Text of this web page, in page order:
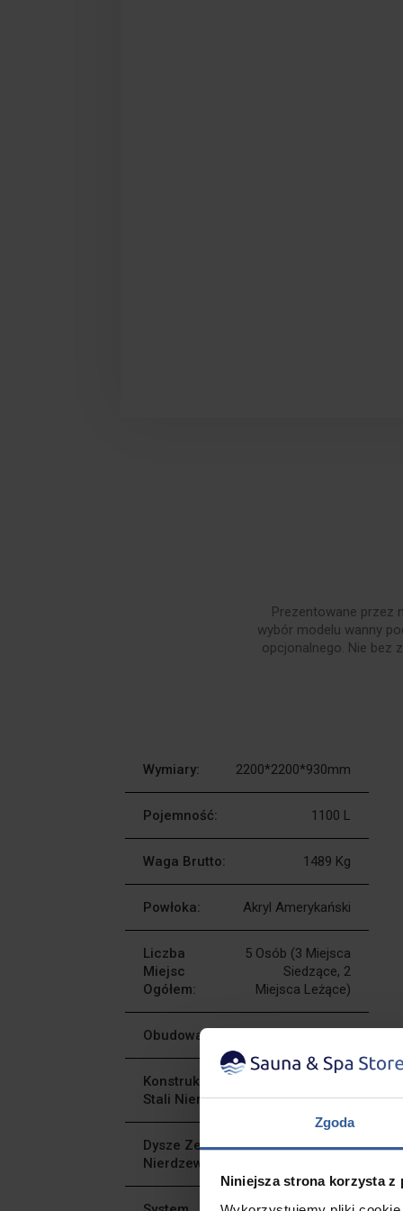
Zgoda
Niniejsza strona korzysta z
Prezentowane przez
wybór modelu wanny
opcjonalnego. Nie bez
Wymiary: 2200*2200*930mm
Pojemność: 1100 L
Waga Brutto: 1489 Kg
Powłoka: Akryl Amerykański
Liczba
Miejsc
Ogółem:
5 Osób (3 Miejsca
Siedzące, 2
Miejsca Leżące)
Obudowa PVC:
Konstrukcja Stelażu Ze
Stali Nierdzewnej:
Dysze Ze Stali
Nierdzewnej:
68